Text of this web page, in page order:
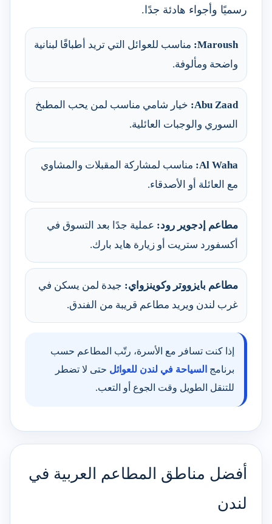
رسميًا وأجواء هادئة جدًا.
Maroush: مناسب للعوائل التي تريد أطباقًا لبنانية
واضحة ومألوفة.
Abu Zaad:
خيار شامي مناسب لمن يحب المطبخ
السوري والوجبات العائلية.
Al Waha:
مناسب لمشاركة المقبلات والمشاوي
مع العائلة أو الأصدقاء.
مطاعم إدجوير رود: عملية جدًا بعد التسوق في
أكسفورد ستريت أو زيارة هايد بارك.
مطاعم بايزووتر وكوينزواي: جيدة لمن يسكن في
غرب لندن ويريد مطاعم قريبة من الفندق.
إذا كنت تسافر مع الأسرة، رتّب المطاعم حسب
برنامج السياحة في لندن للعوائل حتى لا تضطر
للتنقل الطويل وقت الجوع أو التعب.
أفضل مناطق المطاعم العربية في
لندن